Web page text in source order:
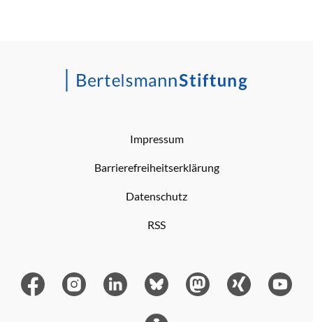
Impressum
Barrierefreiheitserklärung
Datenschutz
RSS